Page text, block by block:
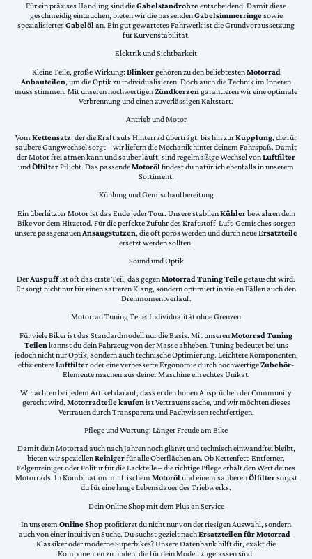
Für ein präzises Handling sind dieGabelstandrohreentscheidend. Damit diese
geschmeidig eintauchen, bieten wir die passendenGabelsimmerringesowie
spezialisiertesGabelölan. Ein gut gewartetes Fahrwerk ist die Grundvoraussetzung
für Kurvenstabilität.
Elektrik und Sichtbarkeit
Kleine Teile, große Wirkung: Blinkergehören zu den beliebtestenMotorrad
Anbauteilen, um die Optik zu individualisieren. Doch auch die Technik im Inneren
muss stimmen. Mit unseren hochwertigenZündkerzen garantieren wir eine optimale
Verbrennung und einen zuverlässigen Kaltstart.
Antrieb und Motor
VomKettensatz, der die Kraft aufs Hinterrad überträgt, bis hin zurKupplung, die für
saubere Gangwechsel sorgt – wir liefern die Mechanik hinter deinem Fahrspaß. Damit
der Motor frei atmen kann und sauber läuft, sind regelmäßige Wechsel vonLuftfilter
undÖlfilterPflicht. Das passendeMotorölfindest du natürlich ebenfalls in unserem
Sortiment.
Kühlung und Gemischaufbereitung
Ein überhitzter Motor ist das Ende jeder Tour. Unsere stabilenKühlerbewahren dein
Bike vor dem Hitzetod. Für die perfekte Zufuhr des Kraftstoff-Luft-Gemisches sorgen
unsere passgenauenAnsaugstutzen, die oft porös werden und durch neueErsatzteile
ersetzt werden sollten.
Sound und Optik
DerAuspuffist oft das erste Teil, das gegenMotorrad Tuning Teilegetauscht wird.
Er sorgt nicht nur für einen satteren Klang, sondern optimiert in vielen Fällen auch den
Drehmomentverlauf.
Motorrad Tuning Teile: Individualität ohne Grenzen
Für viele Biker ist das Standardmodell nur die Basis. Mit unserenMotorrad Tuning
Teilen kannst du dein Fahrzeug von der Masse abheben. Tuning bedeutet bei uns
jedoch nicht nur Optik, sondern auch technische Optimierung. Leichtere Komponenten,
effizientereLuftfilteroder eine verbesserte Ergonomie durch hochwertigeZubehör-
Elemente machen aus deiner Maschine ein echtes Unikat.
Wir achten bei jedem Artikel darauf, dass er den hohen Ansprüchen der Community
gerecht wird. Motorradteile kaufen ist Vertrauenssache, und wir möchten dieses
Vertrauen durch Transparenz und Fachwissen rechtfertigen.
Pflege und Wartung: Länger Freude am Bike
Damit dein Motorrad auch nach Jahren noch glänzt und technisch einwandfrei bleibt,
bieten wir speziellenReinigerfür alle Oberflächen an. Ob Kettenfett-Entferner,
Felgenreiniger oder Politur für die Lackteile – die richtige Pflege erhält den Wert deines
Motorrads. In Kombination mit frischemMotorölund einem sauberenÖlfiltersorgst
du für eine lange Lebensdauer des Triebwerks.
Dein Online Shop mit dem Plus an Service
In unserem Online Shopprofitierst du nicht nur von der riesigen Auswahl, sondern
auch von einer intuitiven Suche. Du suchst gezielt nachErsatzteilen für Motorrad-
Klassiker oder moderne Superbikes? Unsere Datenbank hilft dir, exakt die
Komponenten zu finden, die für dein Modell zugelassen sind.